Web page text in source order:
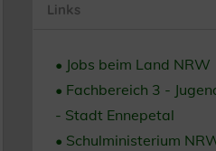
Links
• Jobs beim Land NRW
• Fachbereich 3 -
- Stadt Ennepetal
• Schulministerium